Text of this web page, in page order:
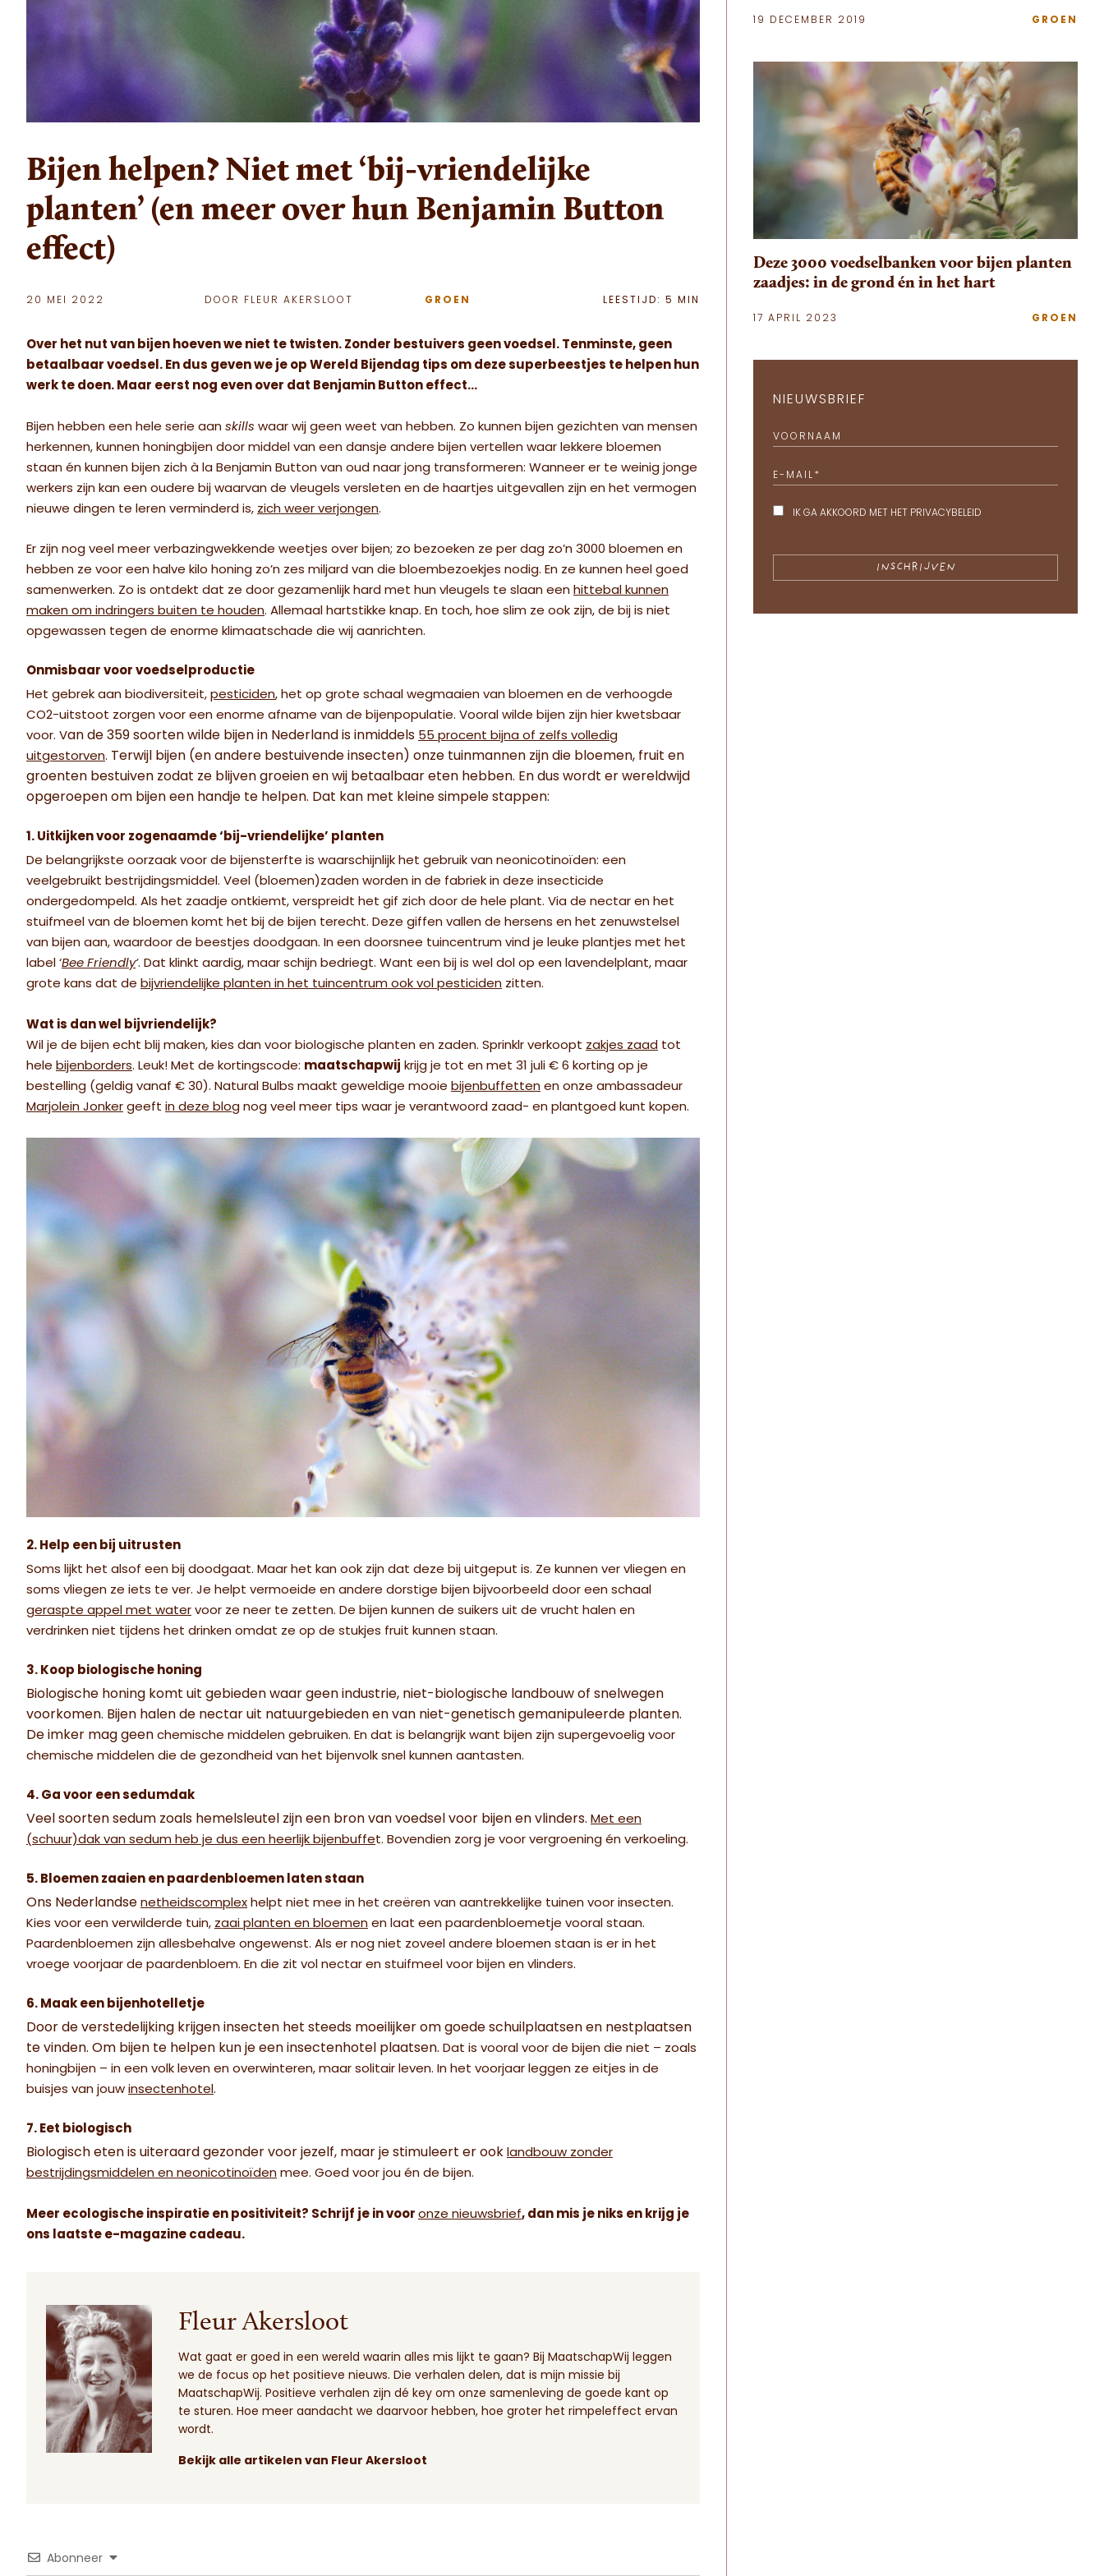
Bijen helpen? Niet met ‘bij-vriendelijke
planten’ (en meer over hun Benjamin Button
effect)
20 MEI 2022 DOOR FLEUR AKERSLOOT GROEN LEESTIJD: 5 MIN
Over het nut van bijen hoeven we niet te twisten. Zonder bestuivers geen voedsel. Tenminste, geen
betaalbaar voedsel. En dus geven we je op Wereld Bijendag tips om deze superbeestjes te helpen hun
werk te doen. Maar eerst nog even over dat Benjamin Button effect…
Bijen hebben een hele serie aan skills waar wij geen weet van hebben. Zo kunnen bijen gezichten van mensen
herkennen, kunnen honingbijen door middel van een dansje andere bijen vertellen waar lekkere bloemen
staan én kunnen bijen zich à la Benjamin Button van oud naar jong transformeren: Wanneer er te weinig jonge
werkers zijn kan een oudere bij waarvan de vleugels versleten en de haartjes uitgevallen zijn en het vermogen
nieuwe dingen te leren verminderd is, zich weer verjongen.
Er zijn nog veel meer verbazingwekkende weetjes over bijen; zo bezoeken ze per dag zo’n 3000 bloemen en
hebben ze voor een halve kilo honing zo’n zes miljard van die bloembezoekjes nodig. En ze kunnen heel goed
samenwerken. Zo is ontdekt dat ze door gezamenlijk hard met hun vleugels te slaan een hittebal kunnen
maken om indringers buiten te houden. Allemaal hartstikke knap. En toch, hoe slim ze ook zijn, de bij is niet
opgewassen tegen de enorme klimaatschade die wij aanrichten.
Onmisbaar voor voedselproductie
Het gebrek aan biodiversiteit, pesticiden, het op grote schaal wegmaaien van bloemen en de verhoogde
CO2-uitstoot zorgen voor een enorme afname van de bijenpopulatie. Vooral wilde bijen zijn hier kwetsbaar
voor. Van de 359 soorten wilde bijen in Nederland is inmiddels 55 procent bijna of zelfs volledig
uitgestorven. Terwijl bijen (en andere bestuivende insecten) onze tuinmannen zijn die bloemen, fruit en
groenten bestuiven zodat ze blijven groeien en wij betaalbaar eten hebben. En dus wordt er wereldwijd
opgeroepen om bijen een handje te helpen. Dat kan met kleine simpele stappen:
1. Uitkijken voor zogenaamde ‘bij-vriendelijke’ planten
De belangrijkste oorzaak voor de bijensterfte is waarschijnlijk het gebruik van neonicotinoïden: een
veelgebruikt bestrijdingsmiddel. Veel (bloemen)zaden worden in de fabriek in deze insecticide
ondergedompeld. Als het zaadje ontkiemt, verspreidt het gif zich door de hele plant. Via de nectar en het
stuifmeel van de bloemen komt het bij de bijen terecht. Deze giffen vallen de hersens en het zenuwstelsel
van bijen aan, waardoor de beestjes doodgaan. In een doorsnee tuincentrum vind je leuke plantjes met het
label ‘Bee Friendly‘. Dat klinkt aardig, maar schijn bedriegt. Want een bij is wel dol op een lavendelplant, maar
grote kans dat de bijvriendelijke planten in het tuincentrum ook vol pesticiden zitten.
Wat is dan wel bijvriendelijk?
Wil je de bijen echt blij maken, kies dan voor biologische planten en zaden. Sprinklr verkoopt zakjes zaad tot
hele bijenborders. Leuk! Met de kortingscode: maatschapwij krijg je tot en met 31 juli € 6 korting op je
bestelling (geldig vanaf € 30). Natural Bulbs maakt geweldige mooie bijenbuffetten en onze ambassadeur
Marjolein Jonker geeft in deze blog nog veel meer tips waar je verantwoord zaad- en plantgoed kunt kopen.
2. Help een bij uitrusten
Soms lijkt het alsof een bij doodgaat. Maar het kan ook zijn dat deze bij uitgeput is. Ze kunnen ver vliegen en
soms vliegen ze iets te ver. Je helpt vermoeide en andere dorstige bijen bijvoorbeeld door een schaal
geraspte appel met water voor ze neer te zetten. De bijen kunnen de suikers uit de vrucht halen en
verdrinken niet tijdens het drinken omdat ze op de stukjes fruit kunnen staan.
3. Koop biologische honing
Biologische honing komt uit gebieden waar geen industrie, niet-biologische landbouw of snelwegen
voorkomen. Bijen halen de nectar uit natuurgebieden en van niet-genetisch gemanipuleerde planten.
De imker mag geen chemische middelen gebruiken. En dat is belangrijk want bijen zijn supergevoelig voor
chemische middelen die de gezondheid van het bijenvolk snel kunnen aantasten.
4. Ga voor een sedumdak
Veel soorten sedum zoals hemelsleutel zijn een bron van voedsel voor bijen en vlinders. Met een
(schuur)dak van sedum heb je dus een heerlijk bijenbuffet. Bovendien zorg je voor vergroening én verkoeling.
5. Bloemen zaaien en paardenbloemen laten staan
Ons Nederlandse netheidscomplex helpt niet mee in het creëren van aantrekkelijke tuinen voor insecten.
Kies voor een verwilderde tuin, zaai planten en bloemen en laat een paardenbloemetje vooral staan.
Paardenbloemen zijn allesbehalve ongewenst. Als er nog niet zoveel andere bloemen staan is er in het
vroege voorjaar de paardenbloem. En die zit vol nectar en stuifmeel voor bijen en vlinders.
6. Maak een bijenhotelletje
Door de verstedelijking krijgen insecten het steeds moeilijker om goede schuilplaatsen en nestplaatsen
te vinden. Om bijen te helpen kun je een insectenhotel plaatsen. Dat is vooral voor de bijen die niet – zoals
honingbijen – in een volk leven en overwinteren, maar solitair leven. In het voorjaar leggen ze eitjes in de
buisjes van jouw insectenhotel .
7. Eet biologisch
Biologisch eten is uiteraard gezonder voor jezelf, maar je stimuleert er ook landbouw zonder
bestrijdingsmiddelen en neonicotinoïden mee. Goed voor jou én de bijen.
Meer ecologische inspiratie en positiviteit? Schrijf je in voor onze nieuwsbrief, dan mis je niks en krijg je
ons laatste e-magazine cadeau.
Fleur Akersloot
Wat gaat er goed in een wereld waarin alles mis lijkt te gaan? Bij MaatschapWij leggen
we de focus op het positieve nieuws. Die verhalen delen, dat is mijn missie bij
MaatschapWij. Positieve verhalen zijn dé key om onze samenleving de goede kant op
te sturen. Hoe meer aandacht we daarvoor hebben, hoe groter het rimpeleffect ervan
wordt.
Bekijk alle artikelen van Fleur Akersloot
Abonneer
19 DECEMBER 2019 GROEN
Deze 3000 voedselbanken voor bijen planten
zaadjes: in de grond én in het hart
17 APRIL 2023 GROEN
NIEUWSBRIEF
VOORNAAM
E-MAIL *
IK GA AKKOORD MET HET PRIVACYBELEID